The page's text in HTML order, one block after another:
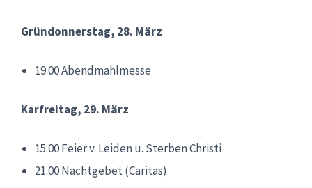
Gründonnerstag, 28. März
19.00 Abendmahlmesse
Karfreitag, 29. März
15.00 Feier v. Leiden u. Sterben Christi
21.00 Nachtgebet (Caritas)